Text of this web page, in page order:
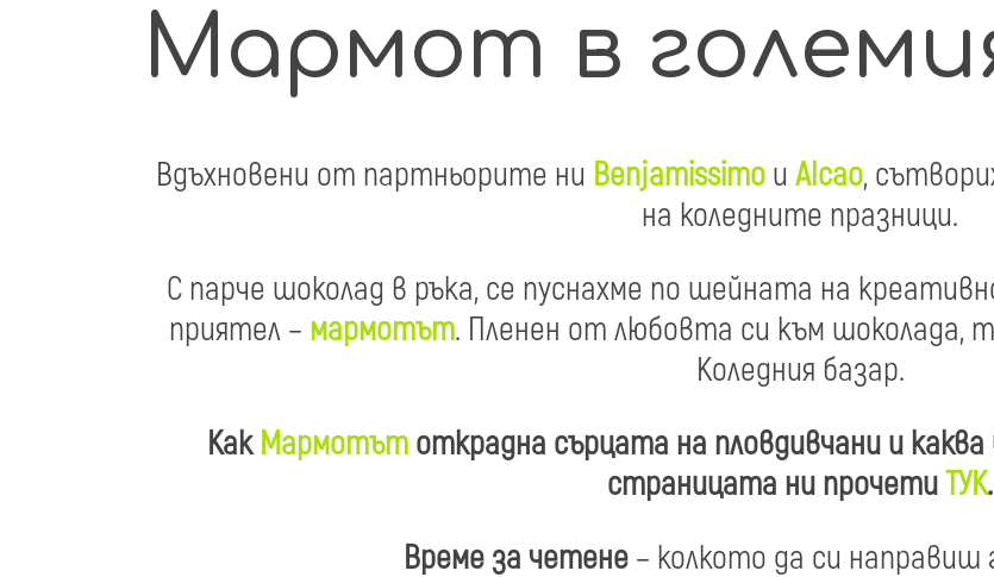
Мармот в
Вдъхновени от партньорите ни Benjamissimo и Alcao,
на коледните празници.
С парче шоколад в ръка, се пуснахме по шейната на
приятел – мармотът. Пленен от любовта си към шоколада,
Коледния базар.
Как Мармотът открадна сърцата на пловдивчани и
страницата ни прочетиТУК.
Време за четене– колкото да си направиш